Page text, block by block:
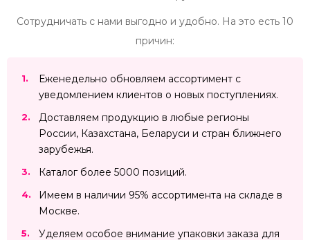
Сотрудничать с нами выгодно и удобно. На это есть 10
причин:
Еженедельно обновляем ассортимент с
уведомлением клиентов о новых поступлениях.
Доставляем продукцию в любые регионы
России, Казахстана, Беларуси и стран ближнего
зарубежья.
Каталог более 5000 позиций.
Имеем в наличии 95% ассортимента на складе в
Москве.
Уделяем особое внимание упаковки заказа для